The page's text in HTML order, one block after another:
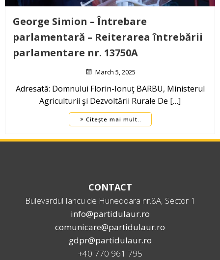
George Simion – Întrebare
parlamentară – Reiterarea întrebării
parlamentare nr. 13750A
March 5, 2025
Adresată: Domnului Florin-Ionuţ BARBU, Ministerul
Agriculturii şi Dezvoltării Rurale De […]
Citește mai mult..
CONTACT
Bulevardul Iancu de Hunedoara nr.8A, Sector 1
info@partidulaur.ro
comunicare@partidulaur.ro
gdpr@partidulaur.ro
+40 770 961 795